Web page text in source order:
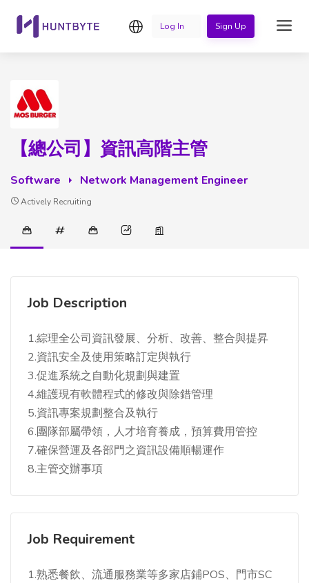
English
Log In Sign Up
【總公司】資訊高階主管
Software Network Management Engineer
Actively Recruiting
Job Description
1.綜理全公司資訊發展、分析、改善、整合與提昇
2.資訊安全及使用策略訂定與執行
3.促進系統之自動化規劃與建置
4.維護現有軟體程式的修改與除錯管理
5.資訊專案規劃整合及執行
6.團隊部屬帶領，人才培育養成，預算費用管控
7.確保營運及各部門之資訊設備順暢運作
8.主管交辦事項
Job Requirement
1.熟悉餐飲、流通服務業等多家店鋪POS、門市SC